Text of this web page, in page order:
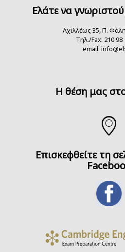
Ελάτε να
Αχιλλέως 35, Π.
Τηλ./Fax: 210 98
email:
H θέση μας
Επισκεφθείτε τη